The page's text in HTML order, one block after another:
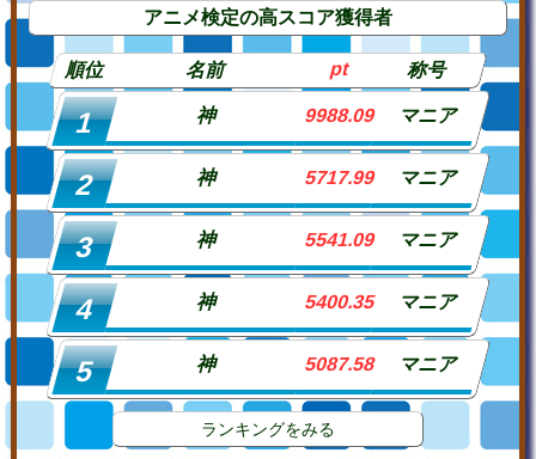
アニメ検定の高スコア獲得者
順位 名前 pt 称号
1 神 9988.09 マニア
2 神 5717.99 マニア
3 神 5541.09 マニア
4 神 5400.35 マニア
5 神 5087.58 マニア
ランキングをみる